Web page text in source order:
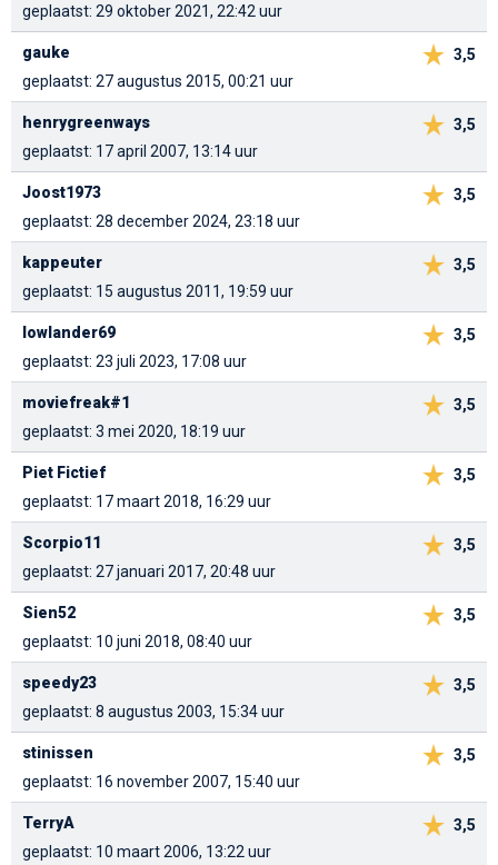
geplaatst: 29 oktober 2021, 22:42 uur
3,5
gauke
geplaatst: 27 augustus 2015, 00:21 uur
3,5
henrygreenways
geplaatst: 17 april 2007, 13:14 uur
3,5
Joost1973
geplaatst: 28 december 2024, 23:18 uur
3,5
kappeuter
geplaatst: 15 augustus 2011, 19:59 uur
3,5
lowlander69
geplaatst: 23 juli 2023, 17:08 uur
3,5
moviefreak#1
geplaatst: 3 mei 2020, 18:19 uur
3,5
Piet Fictief
geplaatst: 17 maart 2018, 16:29 uur
3,5
Scorpio11
geplaatst: 27 januari 2017, 20:48 uur
3,5
Sien52
geplaatst: 10 juni 2018, 08:40 uur
3,5
speedy23
geplaatst: 8 augustus 2003, 15:34 uur
3,5
stinissen
geplaatst: 16 november 2007, 15:40 uur
3,5
TerryA
geplaatst: 10 maart 2006, 13:22 uur